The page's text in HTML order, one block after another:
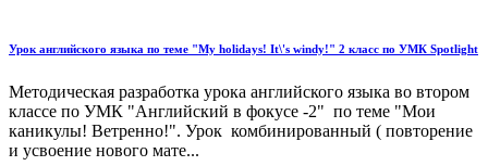
Урок английского языка по теме "My holidays! It\'s windy!" 2 класс по УМК Spotlight
Методическая разработка урока английского языка во втором
классе по УМК "Английский в фокусе -2" по теме "Мои
каникулы! Ветренно!". Урок комбинированный ( повторение
и усвоение нового мате...